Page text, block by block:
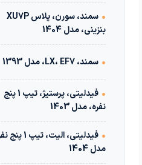
•
سمند، سورن، پلاس XU7P
بنزینی، مدل 1404
• سمند، LX، EF7، مدل 1393
•
فیدلیتی، پرستیژ، تیپ 1 پنج
نفره، مدل 1403
•
فیدلیتی، الیت، تیپ
مدل 1404